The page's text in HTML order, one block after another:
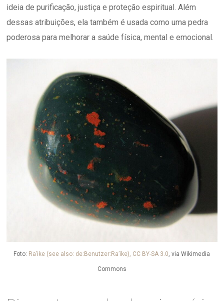
ideia de purificação, justiça e proteção espiritual. Além
dessas atribuições, ela também é usada como uma pedra
poderosa para melhorar a saúde física, mental e emocional.
Foto: Ra’ike (see also: de:Benutzer:Ra’ike), CC BY-SA 3.0 , via Wikimedia
Commons